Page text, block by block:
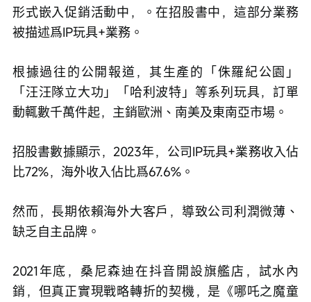
形式嵌入促銷活動中，。在招股書中，這部分業務
被描述爲IP玩具+業務。
根據過往的公開報道，其生產的「侏羅紀公園」
「汪汪隊立大功」「哈利波特」等系列玩具，訂單
動輒數千萬件起，主銷歐洲、南美及東南亞市場。
招股書數據顯示，2023年，公司IP玩具+業務收入佔
比72%，海外收入佔比爲67.6%。
然而，長期依賴海外大客戶，導致公司利潤微薄、
缺乏自主品牌。
2021年底，桑尼森迪在抖音開設旗艦店，試水內
銷，但真正實現戰略轉折的契機，是《哪吒之魔童